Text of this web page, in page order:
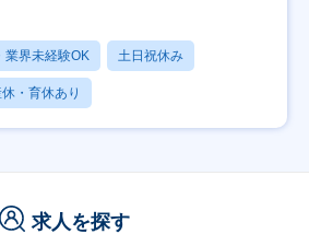
業界未経験OK 土日祝休み
休・育休あり
求人を探す